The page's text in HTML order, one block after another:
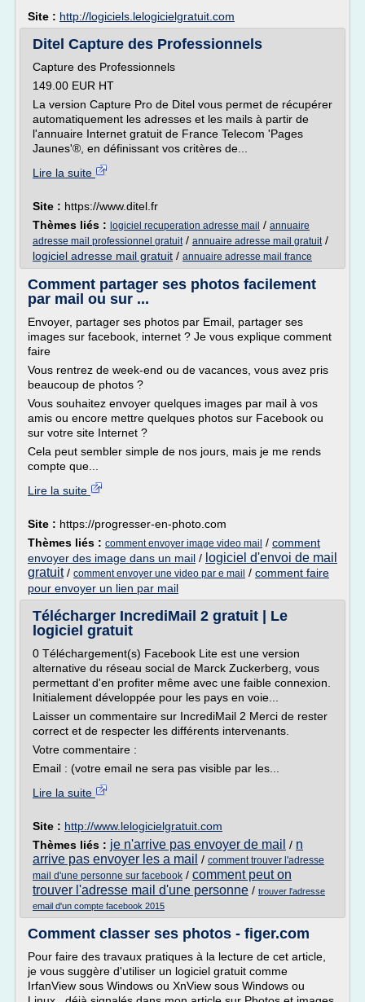
Site : http://logiciels.lelogicielgratuit.com
Ditel Capture des Professionnels
Capture des Professionnels
149.00 EUR HT
La version Capture Pro de Ditel vous permet de récupérer
automatiquement les adresses et les mails à partir de
l'annuaire Internet gratuit de France Telecom 'Pages
Jaunes'®, en définissant vos critères de...
Lire la suite
Site : https://www.ditel.fr
Thèmes liés : logiciel recuperation adresse mail / annuaire
adresse mail professionnel gratuit/ annuaire adresse mail gratuit/
logiciel adresse mail gratuit / annuaire adresse mail france
Comment partager ses photos facilement
par mail ou sur ...
Envoyer, partager ses photos par Email, partager ses
images sur facebook, internet ? Je vous explique comment
faire
Vous rentrez de week-end ou de vacances, vous avez pris
beaucoup de photos ?
Vous souhaitez envoyer quelques images par mail à vos
amis ou encore mettre quelques photos sur Facebook ou
sur votre site Internet ?
Cela peut sembler simple de nos jours, mais je me rends
compte que...
Lire la suite
Site : https://progresser-en-photo.com
Thèmes liés : comment envoyer image video mail / comment
envoyer des image dans un mail / logiciel d'envoi de mail
gratuit/ comment envoyer une video par e mail / comment faire
pour envoyer un lien par mail
Télécharger IncrediMail 2 gratuit | Le
logiciel gratuit
0 Téléchargement(s) Facebook Lite est une version
alternative du réseau social de Marck Zuckerberg, vous
permettant d'en profiter même avec une faible connexion.
Initialement développée pour les pays en voie...
Laisser un commentaire sur IncrediMail 2 Merci de rester
correct et de respecter les différents intervenants.
Votre commentaire :
Email : (votre email ne sera pas visible par les...
Lire la suite
Site : http://www.lelogicielgratuit.com
Thèmes liés : je n'arrive pas envoyer de mail / n
arrive pas envoyer les a mail / comment trouver l'adresse
mail d'une personne sur facebook / comment peut on
trouver l'adresse mail d'une personne / trouver l'adresse
email d'un compte facebook 2015
Comment classer ses photos - figer.com
Pour faire des travaux pratiques à la lecture de cet article,
je vous suggère d'utiliser un logiciel gratuit comme
IrfanView sous Windows ou XnView sous Windows ou